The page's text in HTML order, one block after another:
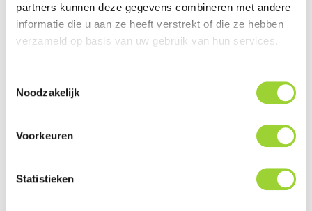
partners kunnen deze gegevens combineren met andere
informatie die u aan ze heeft verstrekt of die ze hebben
verzameld op basis van uw gebruik van hun services.
Noodzakelijk
Voorkeuren
Statistieken
systeem met TomTom kaarten en speciaal ontwikkeld
voor Apple Carplay en Android Auto
Navigeren kan via de geïntegreerde TomTom navigatie
inbegrepen)
microfoon